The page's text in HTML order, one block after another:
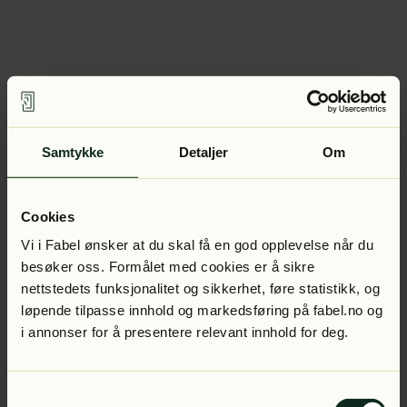
Samtykke Detaljer Om
Cookies
Vi i Fabel ønsker at du skal få en god opplevelse når du
besøker oss. Formålet med cookies er å sikre
nettstedets funksjonalitet og sikkerhet, føre statistikk, og
løpende tilpasse innhold og markedsføring på fabel.no og
i annonser for å presentere relevant innhold for deg.